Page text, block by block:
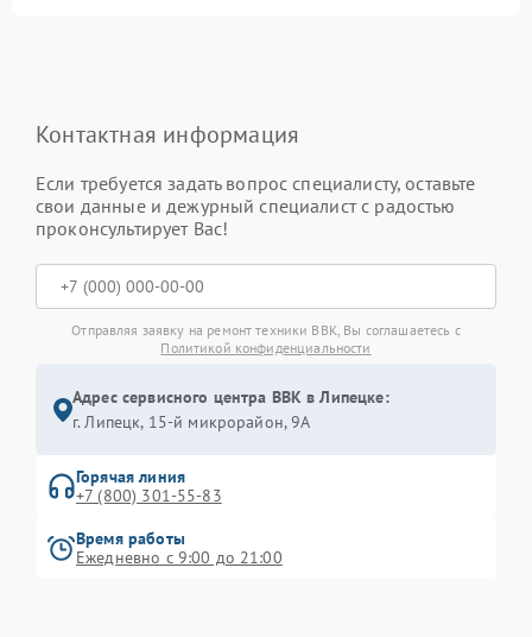
Контактная информация
Если требуется задать вопрос специалисту, оставьте
свои данные и дежурный специалист с радостью
проконсультирует Вас!
Отправляя заявку на ремонт техники BBK, Вы соглашаетесь с
Политикой конфиденциальности
Адрес сервисного центра BBK в Липецке:
г. Липецк, 15-й микрорайон, 9А
Горячая линия
+7 (800) 301-55-83
Время работы
Ежедневно с 9:00 до 21:00